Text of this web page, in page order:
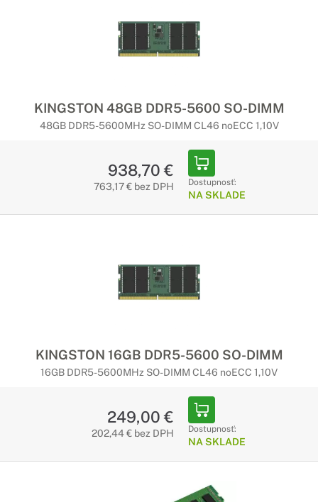
KINGSTON 48GB DDR5-5600 SO-DIMM
48GB DDR5-5600MHz SO-DIMM CL46 noECC 1,10V
938,70 €
763,17 € bez DPH Dostupnosť:
NA SKLADE
KINGSTON 16GB DDR5-5600 SO-DIMM
16GB DDR5-5600MHz SO-DIMM CL46 noECC 1,10V
249,00 €
202,44 € bez DPH Dostupnosť:
NA SKLADE